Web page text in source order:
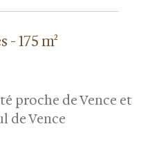
- 175 m²
proche de Vence et
de Vence